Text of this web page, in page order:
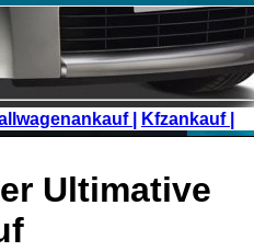
| Kfzankauf |
Ultimative